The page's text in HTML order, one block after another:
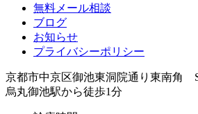
無料メール相談
ブログ
お知らせ
プライバシーポリシー
京都市中京区御池東洞院通り東南角
烏丸御池駅から徒歩1分